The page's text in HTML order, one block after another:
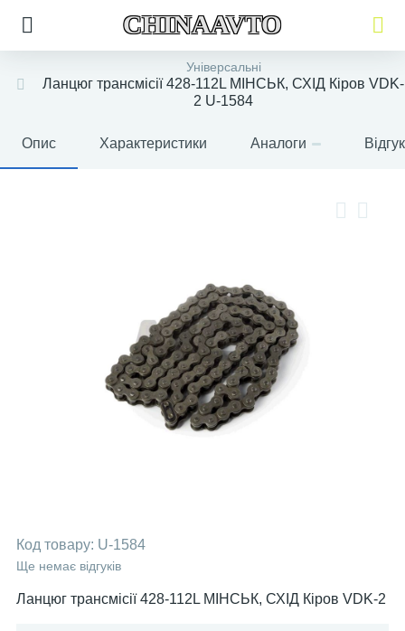
CHINAAVTO
Універсальні
Ланцюг трансмісії 428-112L МІНСЬК, СХІД Кіров VDK-
2 U-1584
Опис Характеристики Аналоги
Код товару: U-1584
Ще немає відгуків
Ланцюг трансмісії 428-112L МІНСЬК, СХІД Кіров VDK-2